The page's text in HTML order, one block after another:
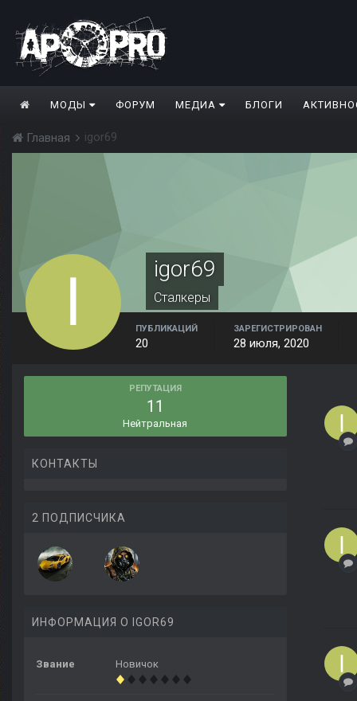
МОДЫ ФОРУМ МЕДИА БЛОГИ
Главная igor69
igor69
Сталкеры
ПУБЛИКАЦИЙ
20
ЗАРЕГИСТРИРОВАН
28 июля, 2020
РЕПУТАЦИЯ
11
Нейтральная
КОНТАКТЫ
2 ПОДПИСЧИКА
ИНФОРМАЦИЯ О IGOR69
Звание Новичок